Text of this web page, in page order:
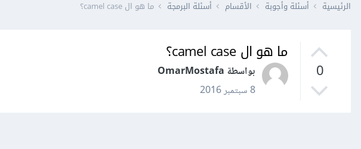
الرئيسية أسئلة وأجوبة الأقسام أسئلة البرمجة ما هو ال camel case؟
0
ما هو ال camel case؟
بواسطة OmarMostafa
8 سبتمبر 2016